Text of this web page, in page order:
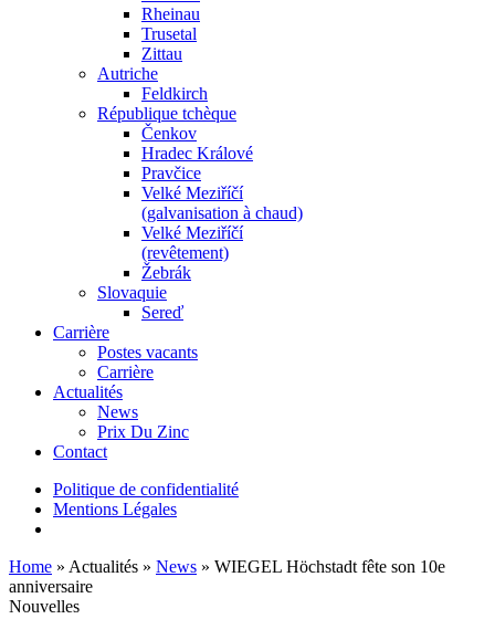
Rheinau
Trusetal
Zittau
Autriche
Feldkirch
République tchèque
Čenkov
Hradec Králové
Pravčice
Velké Meziříčí
(galvanisation à chaud)
Velké Meziříčí
(revêtement)
Žebrák
Slovaquie
Sereď
Carrière
Postes vacants
Carrière
Actualités
News
Prix Du Zinc
Contact
Politique de confidentialité
Mentions Légales
Home » Actualités » News » WIEGEL Höchstadt fête son 10e
anniversaire
Nouvelles